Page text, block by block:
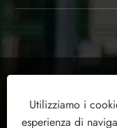
Copyright © 2025
Co., Ltd. Tutti i
Utilizziamo i
esperienza di